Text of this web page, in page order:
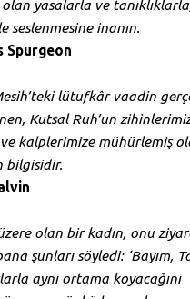
yasalarla ve
seslenmesine inanın.
Spurgeon
lütufkâr vaadin
Kutsal Ruh’un
kalplerimize mühürlemiş
bilgisidir.
olan bir kadın, onu
şunları söyledi: ‘Bayım,
aynı ortama koyacağını